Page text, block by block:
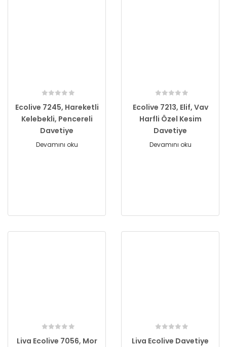
Ecolive 7245, Hareketli
Kelebekli, Pencereli
Davetiye
Devamını oku
Ecolive 7213, Elif, Vav
Harfli Özel Kesim
Davetiye
Devamını oku
Liva Ecolive 7056, Mor
Liva Ecolive Davetiye